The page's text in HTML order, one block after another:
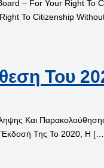
– For Your Right To
To Citizenship
Του
Και
Έκδοσή Της Το 2020, Η